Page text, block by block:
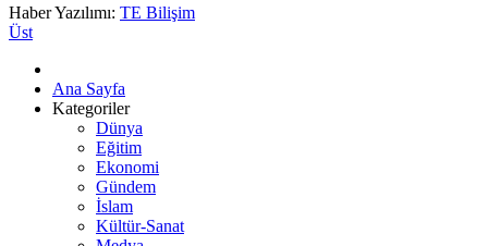
Haber Yazılımı: TE Bilişim
Üst
Ana Sayfa
Kategoriler
Dünya
Eğitim
Ekonomi
Gündem
İslam
Kültür-Sanat